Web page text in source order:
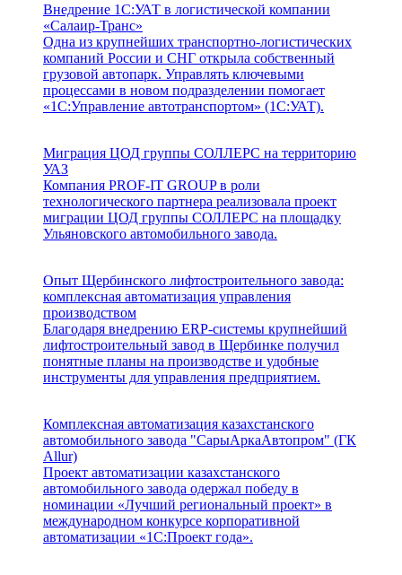
Внедрение 1С:УАТ в логистической компании
«Салаир-Транс»
Одна из крупнейших транспортно-логистических
компаний России и СНГ открыла собственный
грузовой автопарк. Управлять ключевыми
процессами в новом подразделении помогает
«1С:Управление автотранспортом» (1С:УАТ).
Миграция ЦОД группы СОЛЛЕРС на территорию
УАЗ
Компания PROF-IT GROUP в роли
технологического партнера реализовала проект
миграции ЦОД группы СОЛЛЕРС на площадку
Ульяновского автомобильного завода.
Опыт Щербинского лифтостроительного завода:
комплексная автоматизация управления
производством
Благодаря внедрению ERP-системы крупнейший
лифтостроительный завод в Щербинке получил
понятные планы на производстве и удобные
инструменты для управления предприятием.
Комплексная автоматизация казахстанского
автомобильного завода "СарыАркаАвтопром" (ГК
Allur)
Проект автоматизации казахстанского
автомобильного завода одержал победу в
номинации «Лучший региональный проект» в
международном конкурсе корпоративной
автоматизации «1С:Проект года».